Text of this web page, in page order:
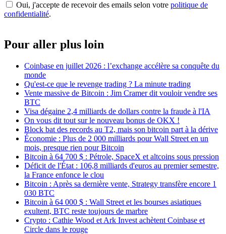
Oui, j'accepte de recevoir des emails selon votre politique de
confidentialité.
Pour aller plus loin
Coinbase en juillet 2026 : l’exchange accélère sa conquête du
monde
Qu'est-ce que le revenge trading ? La minute trading
Vente massive de Bitcoin : Jim Cramer dit vouloir vendre ses
BTC
Visa dégaine 2,4 milliards de dollars contre la fraude à l'IA
On vous dit tout sur le nouveau bonus de OKX !
Block bat des records au T2, mais son bitcoin part à la dérive
Économie : Plus de 2 000 milliards pour Wall Street en un
mois, presque rien pour Bitcoin
Bitcoin à 64 700 $ : Pétrole, SpaceX et altcoins sous pression
Déficit de l'État : 106,8 milliards d'euros au premier semestre,
la France enfonce le clou
Bitcoin : Après sa dernière vente, Strategy transfère encore 1
030 BTC
Bitcoin à 64 000 $ : Wall Street et les bourses asiatiques
exultent, BTC reste toujours de marbre
Crypto : Cathie Wood et Ark Invest achètent Coinbase et
Circle dans le rouge